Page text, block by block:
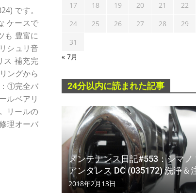
です。
ケースで
も 豊富に
シュリ音
ス 補充完
ングから
：①完全バ
ルベアリ
リールの
理オーバ
17
18 19 20 21 22
24
25 26 27 28 29
31
« 7月
24分以内に読まれた記事
メンテナンス日記#553：シマノ
アンタレス DC (035172) 洗浄＆
2018年2月13日